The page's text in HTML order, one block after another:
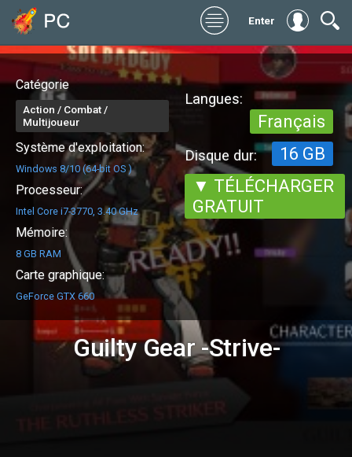
Enter
Catégorie
Action / Combat /
Multijoueur
Système d'exploitation:
Windows 8/10 (64-bit OS )
Processeur:
Intel Core i7-3770, 3.40 GHz
Mémoire:
8 GB RAM
Carte graphique:
GeForce GTX 660
Guilty Gear -Strive-
Langues:
Français
Disque dur:
16 GB
▼ TÉLÉCHARGER
GRATUIT